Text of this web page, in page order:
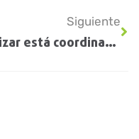
Siguiente
Maizar está coordinando un trabajo público-privado para abordar el problema del achaparramiento del maíz